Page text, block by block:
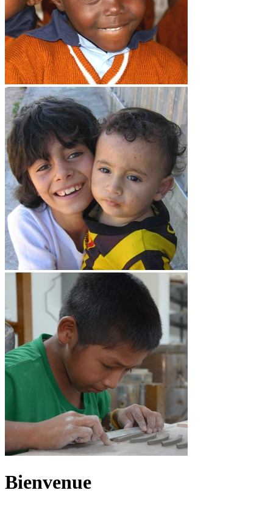
Bienvenue